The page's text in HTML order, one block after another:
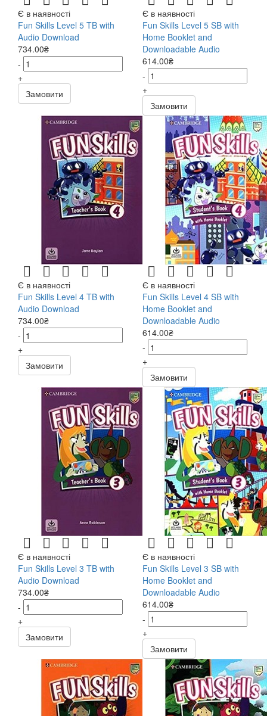
Є в наявності
Fun Skills Level 5 TB with
Audio Download
734.00₴
-
+
Замовити
Є в наявності
Fun Skills Level 5 SB with
Home Booklet and
Downloadable Audio
614.00₴
-
+
Замовити
Є в наявності
Fun Skills Level 4 TB with
Audio Download
734.00₴
-
+
Замовити
Є в наявності
Fun Skills Level 4 SB with
Home Booklet and
Downloadable Audio
614.00₴
-
+
Замовити
Є в наявності
Fun Skills Level 3 TB with
Audio Download
734.00₴
-
+
Замовити
Є в наявності
Fun Skills Level 3 SB with
Home Booklet and
Downloadable Audio
614.00₴
-
+
Замовити